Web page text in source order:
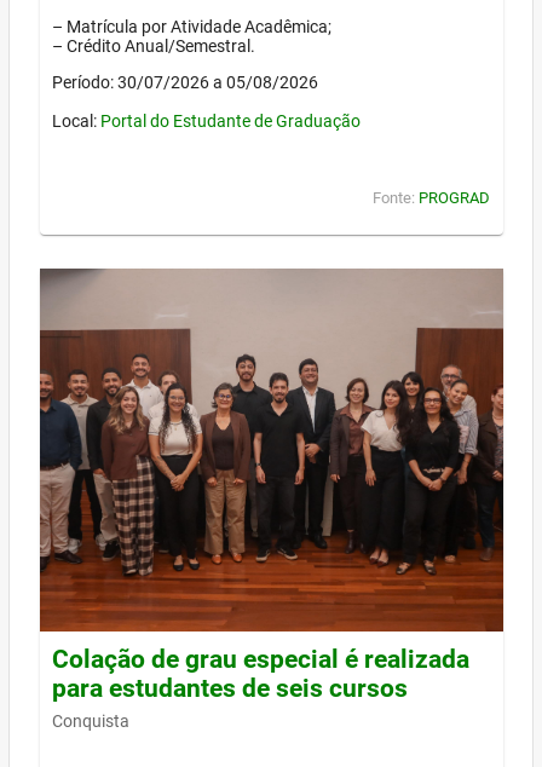
– Matrícula por Atividade Acadêmica;
– Crédito Anual/Semestral.
Período: 30/07/2026 a 05/08/2026
Local: Portal do Estudante de Graduação
Fonte: PROGRAD
Colação de grau especial é realizada
para estudantes de seis cursos
Conquista